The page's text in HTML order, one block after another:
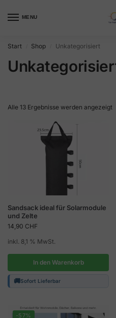
MENU
Start Shop Unkategorisiert
Alle 13 Ergebnisse werden angezeigt
Sandsack ideal für Solarmodule
und Zelte
14,90 CHF
inkl. 8,1 % MwSt.
In den Warenkorb
🚚Sofort Lieferbar
-57%